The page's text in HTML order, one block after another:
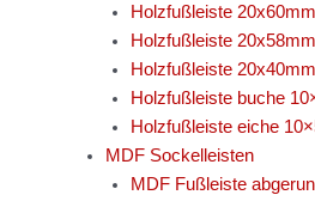
Holzfußleiste
Holzfußleiste
Holzfußleiste
Holzfußleiste buche
Holzfußleiste eiche
MDF Sockelleisten
MDF Fußleiste